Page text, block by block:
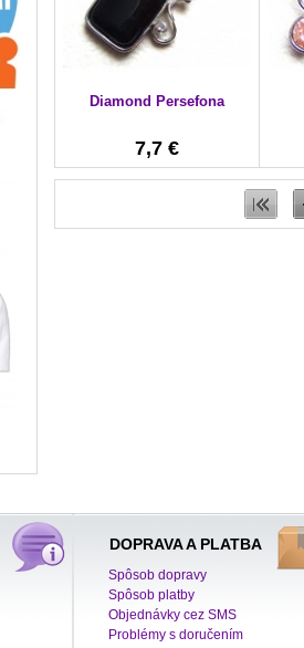
Diamond Persefona
7,7 €
DOPRAVA A PLATBA
Spôsob dopravy
Spôsob platby
Objednávky cez SMS
Problémy s doručením